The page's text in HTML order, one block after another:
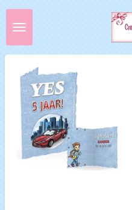
Ga
direct
de
hoofdinhoud